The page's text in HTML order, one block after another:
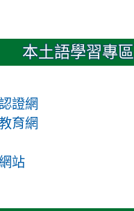
本土語學習專區
證網
育網
站